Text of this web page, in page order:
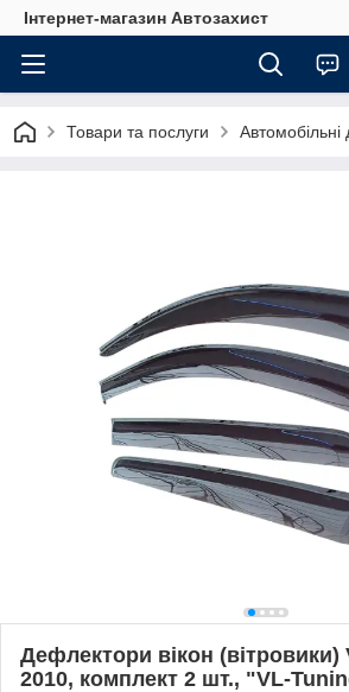
Інтернет-магазин Автозахист
Товари та послуги
Дефлектори вікон (вітровики)
2010, комплект 2 шт., "VL-